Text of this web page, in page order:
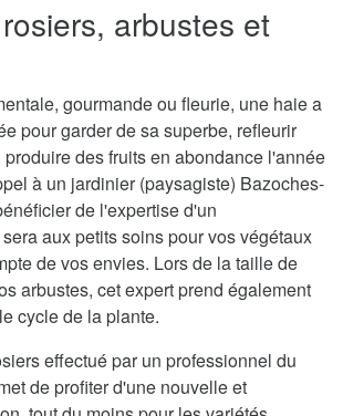
arbustes et
gourmande ou fleurie, une haie a
pour garder de sa superbe, refleurir
des fruits en abondance l'année
à un jardinier (paysagiste) Bazoches-
de l'expertise d'un
aux petits soins pour vos végétaux
de vos envies. Lors de la taille de
arbustes, cet expert prend également
cycle de la plante.
effectué par un professionnel du
de profiter d'une nouvelle et